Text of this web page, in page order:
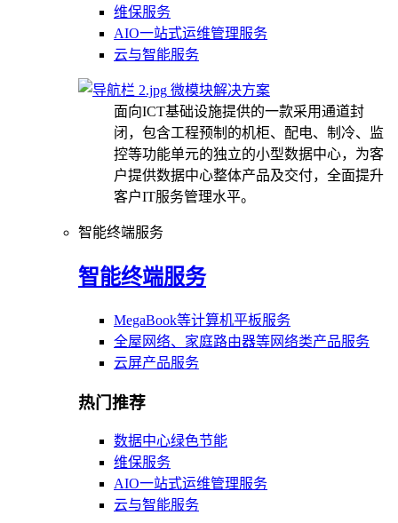
维保服务
AIO一站式运维管理服务
云与智能服务
微模块解决方案
面向ICT基础设施提供的一款采用通道封
闭，包含工程预制的机柜、配电、制冷、监
控等功能单元的独立的小型数据中心，为客
户提供数据中心整体产品及交付，全面提升
客户IT服务管理水平。
智能终端服务
智能终端服务
MegaBook等计算机平板服务
全屋网络、家庭路由器等网络类产品服务
云屏产品服务
热门推荐
数据中心绿色节能
维保服务
AIO一站式运维管理服务
云与智能服务